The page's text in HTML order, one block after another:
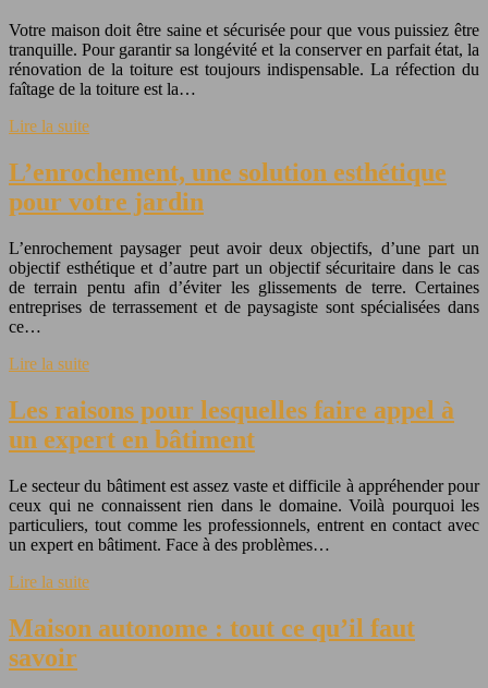
Votre maison doit être saine et sécurisée pour que vous puissiez être
tranquille. Pour garantir sa longévité et la conserver en parfait état, la
rénovation de la toiture est toujours indispensable. La réfection du
faîtage de la toiture est la…
Lire la suite
L’enrochement, une solution esthétique
pour votre jardin
L’enrochement paysager peut avoir deux objectifs, d’une part un
objectif esthétique et d’autre part un objectif sécuritaire dans le cas
de terrain pentu afin d’éviter les glissements de terre. Certaines
entreprises de terrassement et de paysagiste sont spécialisées dans
ce…
Lire la suite
Les raisons pour lesquelles faire appel à
un expert en bâtiment
Le secteur du bâtiment est assez vaste et difficile à appréhender pour
ceux qui ne connaissent rien dans le domaine. Voilà pourquoi les
particuliers, tout comme les professionnels, entrent en contact avec
un expert en bâtiment. Face à des problèmes…
Lire la suite
Maison autonome : tout ce qu’il faut
savoir